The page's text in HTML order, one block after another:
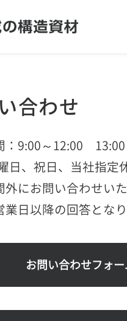
合わせ
：9:00～12:00
日、祝日、当社指定
外にお問い合わせい
業日以降の回答となり
お問い合わせフォ